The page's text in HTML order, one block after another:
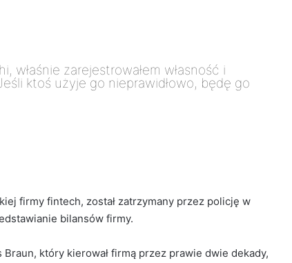
właśnie zarejestrowałem własność i
ktoś użyje go nieprawidłowo, będę go
firmy fintech, został zatrzymany przez policję w
bilansów firmy.
który kierował firmą przez prawie dwie dekady,